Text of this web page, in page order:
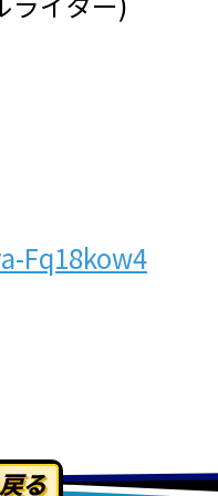
Fq18kow4
る